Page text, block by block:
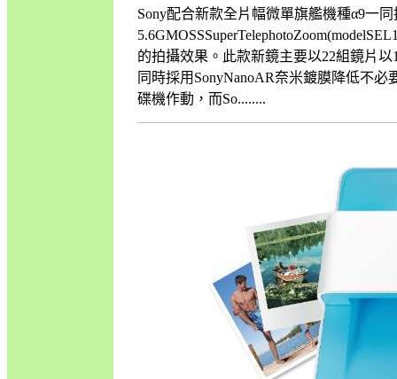
Sony配合新款全片幅微單旗艦機種α9一
的拍攝效果。此款新鏡主要以22組鏡片以
同時採用SonyNanoAR奈米鍍膜降低不
碟機作動，而So........